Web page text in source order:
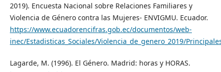
2019). Encuesta Nacional sobre Relaciones Familiares y
Violencia de Género contra las Mujeres- ENVIGMU. Ecuador.
https://www.ecuadorencifras.gob.ec/documentos/web-
inec/Estadisticas_Sociales/Violencia_de_genero_2019/
Lagarde, M. (1996). El Género. Madrid: horas y HORAS.